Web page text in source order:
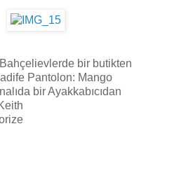
bir butikten
Pantolon: Mango
bir Ayakkabıcıdan